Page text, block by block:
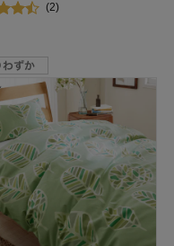
(2)